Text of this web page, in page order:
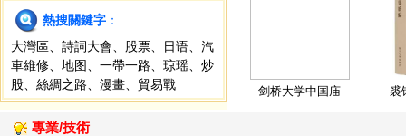
熱搜關鍵字 ：
大灣區
詩詞大會 股票 日语
汽
車維修
地图 一帶一路 琼瑶
炒
股
絲綢之路 漫畫 貿易戰 剑桥大学中国庙 裘
專業/技術